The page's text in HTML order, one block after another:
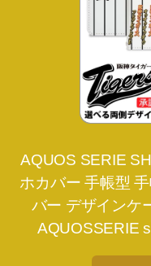
AQUOS SERIE
ホカバー 手帳型
バー デザインケ
AQUOSSERIE